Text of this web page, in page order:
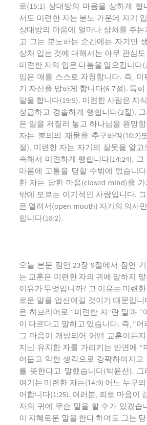
로(15:1) 상대방의 마음을 상하게 합
서도 미련한 자는 분노 가운데 자기
상대방의 마음에 얼마나 상처를 주는
고 그는 분노하는 순간에는 자기만
상처 입는 것에 대해서는 아무 관심
미련한 자의 입은 다툼을 일으킵니다
입은 매를 스스로 자청합니다. 즉,
기 자신을 망하게 합니다(6-7절). 특
말을 합니다(19:5). 미련한 사람은 지
성급하고 경솔하게 행합니다(2절).
은 일을 저질러 놓고 하나님을 원망
자는 불의의 재물을 추구하며(10:2)
절). 미련한 자는 자기의 잘못을 알고
속해서 미련하게 행합니다(14:24).
마음에 고통을 당할 수밖에 없습니
한 자는 닫힌 마음(closed mind)을 가
밖에 모르는 이기적인 사람입니다.
은 열려서(open mouth) 자기의 의사
합니다(18:2).
오늘 본문 잠언 23장 9절에서 잠언
는 교훈은 미련한 자의 귀에 말하지
이유가 무엇입니까? 그 이유는 미련한
로운 말을 업신여길 것이기 때문입니
은 히브리어로 “미련한 자”란 말과 “
이 다르다고 말하고 있습니다. 즉, “어
그 마음이 개방되어 어떤 교훈이든
지닌 유치한 자를 가리키는 반면에 “
어둡고 악한 생각으로 강퍅하여지고
를 뜻한다고 말했습니다(박윤선). 그
여기는 미련한 자는(14:9) 어느 누구
어합니다(1:25). 여러분, 죄로 마음이
자의 귀에 무슨 말을 할 수가 있겠습
이 지혜로운 말을 한다 하여도 그는